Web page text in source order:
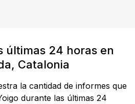
últimas 24 horas en
Catalonia
la cantidad de informes que
durante las últimas 24